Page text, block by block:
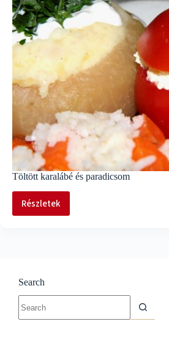
Töltött karalábé és paradicsom
Részletek
Töltött
Search
results